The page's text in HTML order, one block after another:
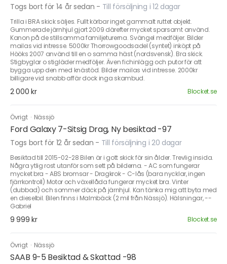
Togs bort för 14 år sedan - Till försäljning i 12 dagar
Trilla i BRA skick säljes. Fullt körbar inget gammalt ruttet objekt.
Gummerade järnhjul gjort 2009 därefter mycket sparsamt använd.
Kanon på de stillsamma familjeturerna. Svängel medföljer. Bilder
mailas vid intresse. 5000kr Thorrowgoodsadel (syntet) inköpt på
Hööks 2007 använd till en o samma häst (nordsvensk). Bra skick.
Stigbyglar o stigläder medföljer. Även fichinlägg och putor för att
bygga upp den med knästöd. Bilder mailas vid intresse. 2000kr
billigare vid snabb affär dock inga skambud.
2 000 kr Blocket.se
Övrigt · Nässjö
Ford Galaxy 7-Sitsig Drag, Ny besiktad -97
Togs bort för 12 år sedan - Till försäljning i 20 dagar
Besiktad till 2015-02-28 Bilen är i gott skick för sin ålder. Trevlig insida.
Några ytlig rost utanför som sett på bilderna. - AC som fungerar
mycket bra - ABS bromsar - Dragkrok - C-lås (bara nycklar, ingen
fjärrkontroll) Motor och växellåda fungerar mycket bra. Vinter
(dubbad) och sommer däck på järnhjul. Kan tänka mig att byta med
en dieselbil. Bilen finns i Malmbäck (2 mil från Nässjö). Hälsningar, --
Gabriel
9 999 kr Blocket.se
Övrigt · Nässjö
SAAB 9-5 Besiktad & Skattad -98